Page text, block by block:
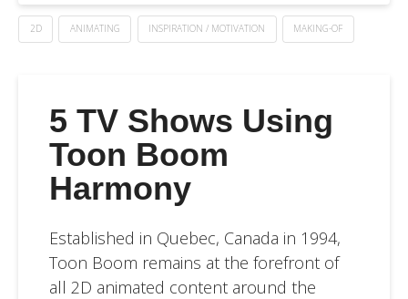
2D ANIMATING INSPIRATION / MOTIVATION MAKING-OF
5 TV Shows Using
Toon Boom
Harmony
Established in Quebec, Canada in 1994,
Toon Boom remains at the forefront of
all 2D animated content around the